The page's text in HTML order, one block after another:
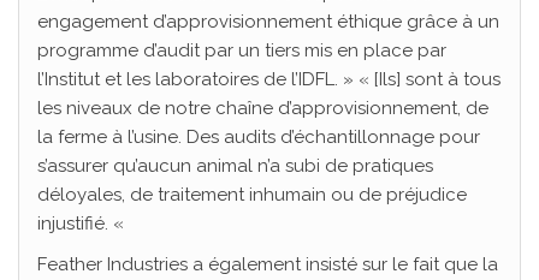
engagement d’approvisionnement éthique grâce à un
programme d’audit par un tiers mis en place par
l’Institut et les laboratoires de l’IDFL. » « [Ils] sont à tous
les niveaux de notre chaîne d’approvisionnement, de
la ferme à l’usine. Des audits d’échantillonnage pour
s’assurer qu’aucun animal n’a subi de pratiques
déloyales, de traitement inhumain ou de préjudice
injustifié. «
Feather Industries a également insisté sur le fait que la